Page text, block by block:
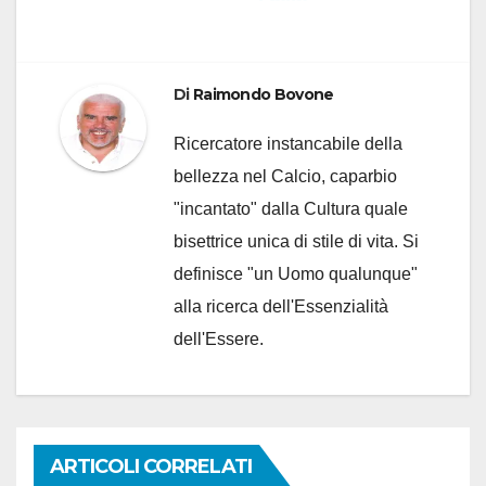
Di Raimondo Bovone
Ricercatore instancabile della
bellezza nel Calcio, caparbio
"incantato" dalla Cultura quale
bisettrice unica di stile di vita. Si
definisce "un Uomo qualunque"
alla ricerca dell'Essenzialità
dell'Essere.
ARTICOLI CORRELATI